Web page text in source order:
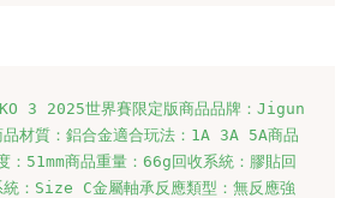
3 2025世界賽限定版商品品牌：Jigun
品材質：鋁合金適合玩法：1A 3A 5A商品
：51mm商品重量：66g回收系統：膠貼回
統：Size C金屬軸承反應類型：無反應強